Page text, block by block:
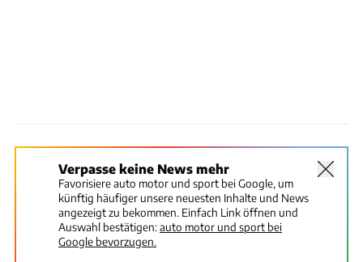
Verpasse keine News mehr
Favorisiere auto motor und sport bei Google, um
künftig häufiger unsere neuesten Inhalte und News
angezeigt zu bekommen. Einfach Link öffnen und
Auswahl bestätigen:auto motor und sport bei
Google bevorzugen.